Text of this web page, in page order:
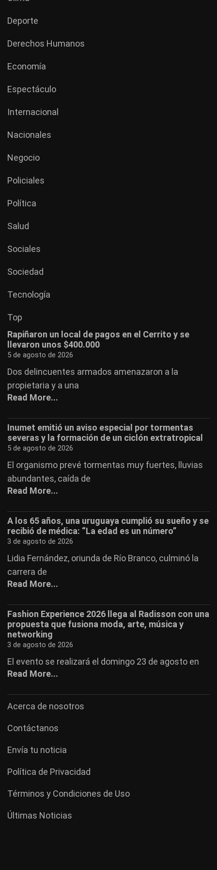
Deporte
Derechos Humanos
Economía
Espectáculo
Internacional
Nacionales
Negocio
Policiales
Política
Salud
Sociales
Sociedad
Tecnología
Top
Rapiñaron un local de pagos en el Cerrito y se
llevaron unos $400.000
5 de agosto de 2026
Dos delincuentes armados amenazaron a la
propietaria y a una
Read More...
Inumet emitió un aviso especial por tormentas
severas y la formación de un ciclón extratropical
5 de agosto de 2026
El organismo prevé tormentas muy fuertes, lluvias
abundantes, caída de
Read More...
A los 65 años, una uruguaya cumplió su sueño y se
recibió de médica: “La edad es un número”
3 de agosto de 2026
Lidia Fernández, oriunda de Río Branco, culminó la
carrera de
Read More...
Fashion Experience 2026 llega al Radisson con una
propuesta que fusiona moda, arte, música y
networking
3 de agosto de 2026
El evento se realizará el domingo 23 de agosto en
Read More...
Acerca de nosotros
Contáctanos
Envía tu noticia
Política de Privacidad
Términos y Condiciones de Uso
Últimas Noticias